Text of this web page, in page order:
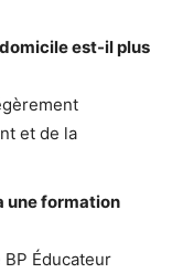
est-il plus
et de la
une formation
Éducateur